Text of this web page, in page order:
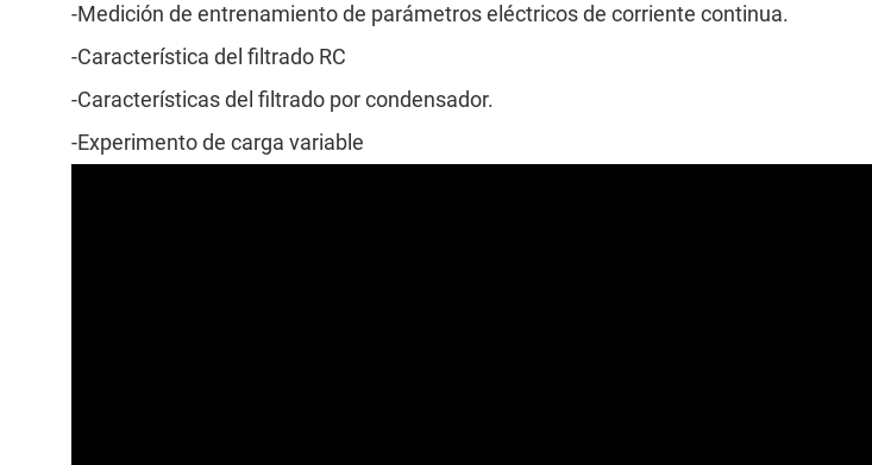
-Medición de entrenamiento de parámetros eléctricos de corriente continua.
-Característica del filtrado RC
-Características del filtrado por condensador.
-Experimento de carga variable